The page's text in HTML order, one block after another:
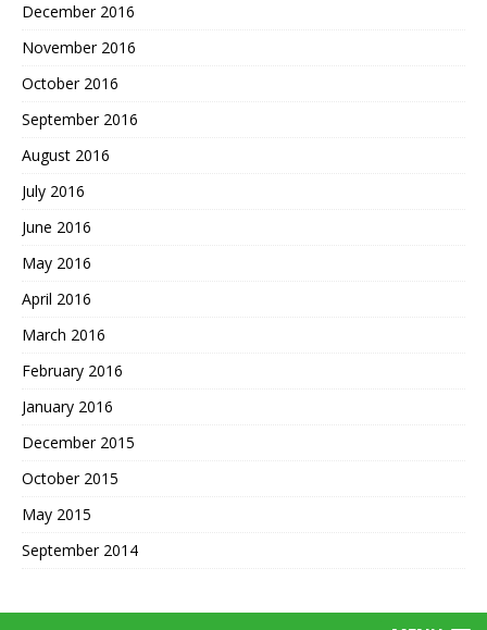
December 2016
November 2016
October 2016
September 2016
August 2016
July 2016
June 2016
May 2016
April 2016
March 2016
February 2016
January 2016
December 2015
October 2015
May 2015
September 2014